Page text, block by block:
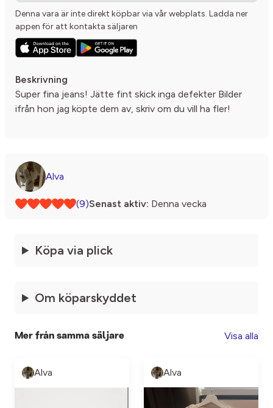
Denna vara är inte direkt köpbar via vår webplats. Ladda ner
appen för att kontakta säljaren
Beskrivning
Super fina jeans! Jätte fint skick inga defekter Bilder
ifrån hon jag köpte dem av, skriv om du vill ha fler!
Alva
(9)Senast aktiv: Denna vecka
Köpa via plick
Om köparskyddet
Mer från samma säljare Visa alla
Alva Alva